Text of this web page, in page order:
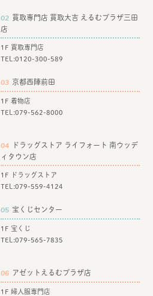
02 買取専門店 買取大吉 えるむプラザ三田
店
1F 買取専門店
TEL:0120-300-589
03 京都西陣前田
1F 着物店
TEL:079-562-8000
04
ドラッグストア ライフォート 南ウッデ
ィタウン店
1F ドラッグストア
TEL:079-559-4124
05 宝くじセンター
1F 宝くじ
TEL:079-565-7835
06 アゼットえるむプラザ店
1F 婦人服専門店